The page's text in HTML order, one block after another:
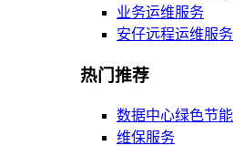
业务运维服务
安仔远程运维服务
热门推荐
数据中心绿色节能
维保服务